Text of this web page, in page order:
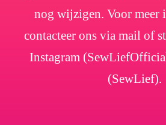
nog wijzigen. Voor meer
contacteer ons via mail of
Instagram
(SewLief).